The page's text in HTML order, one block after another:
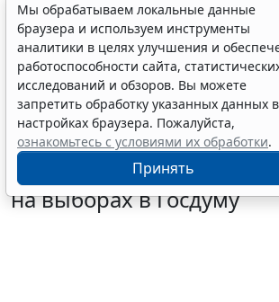
Источник:ИА "ГАРАНТ"
Читать ГАРАНТ.РУ в
Новостии Дзен
В РФ определили
размещения партий в
на выборах в Госдуму
Мы обрабатываем локальные данные
браузера и используем инструменты
аналитики в целях улучшения и
работоспособности сайта,
исследований и обзоров. Вы можете
запретить обработку указанных данных в
настройках браузера. Пожалуйста,
ознакомьтесь с условиями их обработки.
Принять